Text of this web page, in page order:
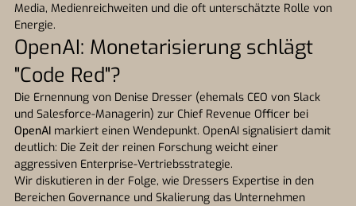
Media, Medienreichweiten und die oft unterschätzte Rolle von
Energie.
OpenAI: Monetarisierung schlägt
"Code Red"?
Die Ernennung von Denise Dresser (ehemals CEO von Slack
und Salesforce-Managerin) zur Chief Revenue Officer bei
OpenAI markiert einen Wendepunkt. OpenAI signalisiert damit
deutlich: Die Zeit der reinen Forschung weicht einer
aggressiven Enterprise-Vertriebsstrategie.
Wir diskutieren in der Folge, wie Dressers Expertise in den
Bereichen Governance und Skalierung das Unternehmen